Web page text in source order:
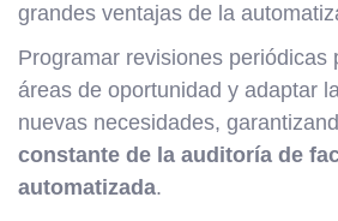
grandes ventajas de la
Programar revisiones periódicas
áreas de oportunidad y adaptar
nuevas necesidades,
constante de la auditoría de
automatizada.